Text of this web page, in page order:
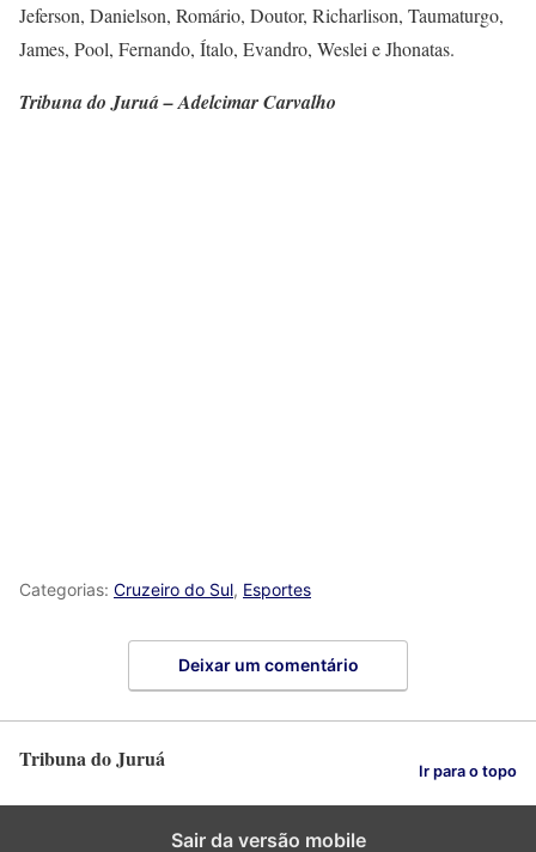
Jeferson, Danielson, Romário, Doutor, Richarlison, Taumaturgo,
James, Pool, Fernando, Ítalo, Evandro, Weslei e Jhonatas.
Tribuna do Juruá – Adelcimar Carvalho
Categorias: Cruzeiro do Sul, Esportes
Deixar um comentário
Tribuna do Juruá Ir para o topo
Sair da versão mobile